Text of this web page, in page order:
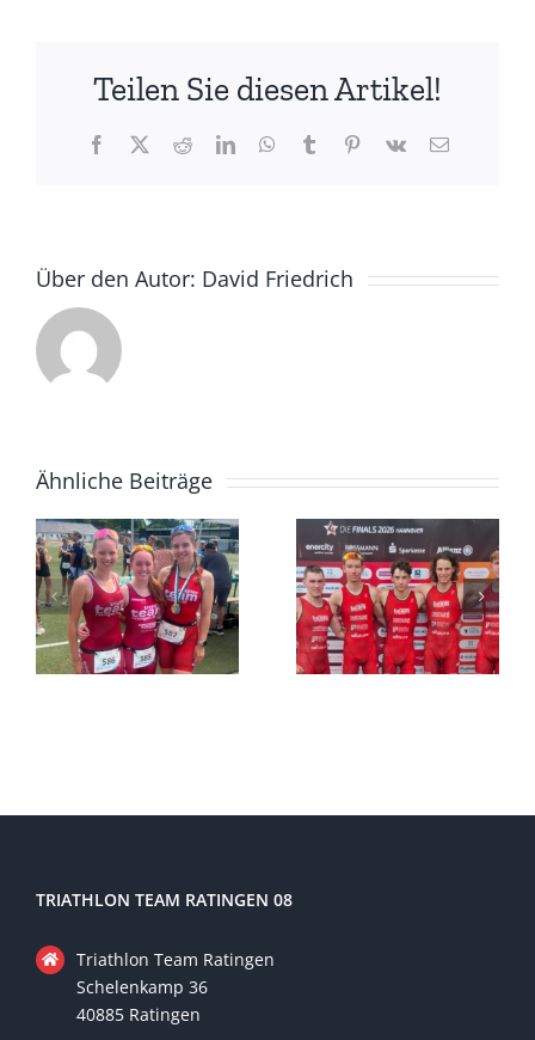
18.
Triathlon
Teilen Sie diesen Artikel!
Facebook
X RedditLinkedInWhatsApp
TumblrPinterest
Vk
E-
Über den Autor: David Friedrich
Ähnliche Beiträge
TRIATHLON TEAM RATINGEN 08
Triathlon Team Ratingen
Schelenkamp 36
40885 Ratingen